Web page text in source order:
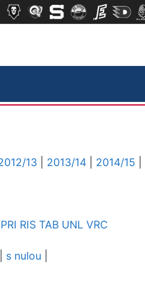
13 2013/14 2014/15
PRI RIS TAB UNL VRC
s nulou